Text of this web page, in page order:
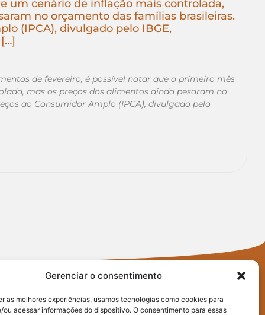
Gerenciar o consentimento
as melhores experiências, usamos tecnologias como cookies para
ou acessar informações do dispositivo. O consentimento para essas
um cenário de inflação mais controlada,
no orçamento das famílias brasileiras.
(IPCA), divulgado pelo IBGE,
de fevereiro, é possível notar que o primeiro mês
mas os preços dos alimentos ainda pesaram no
ao Consumidor Amplo (IPCA), divulgado pelo